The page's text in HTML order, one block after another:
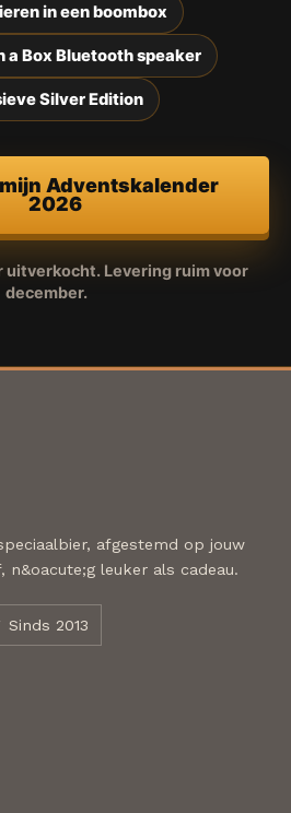
in een boombox
a Box Bluetooth speaker
Silver Edition
Adventskalender
2026
uitverkocht. Levering ruim voor
december.
afgestemd op jouw
n&oacute;g leuker als cadeau.
Sinds 2013